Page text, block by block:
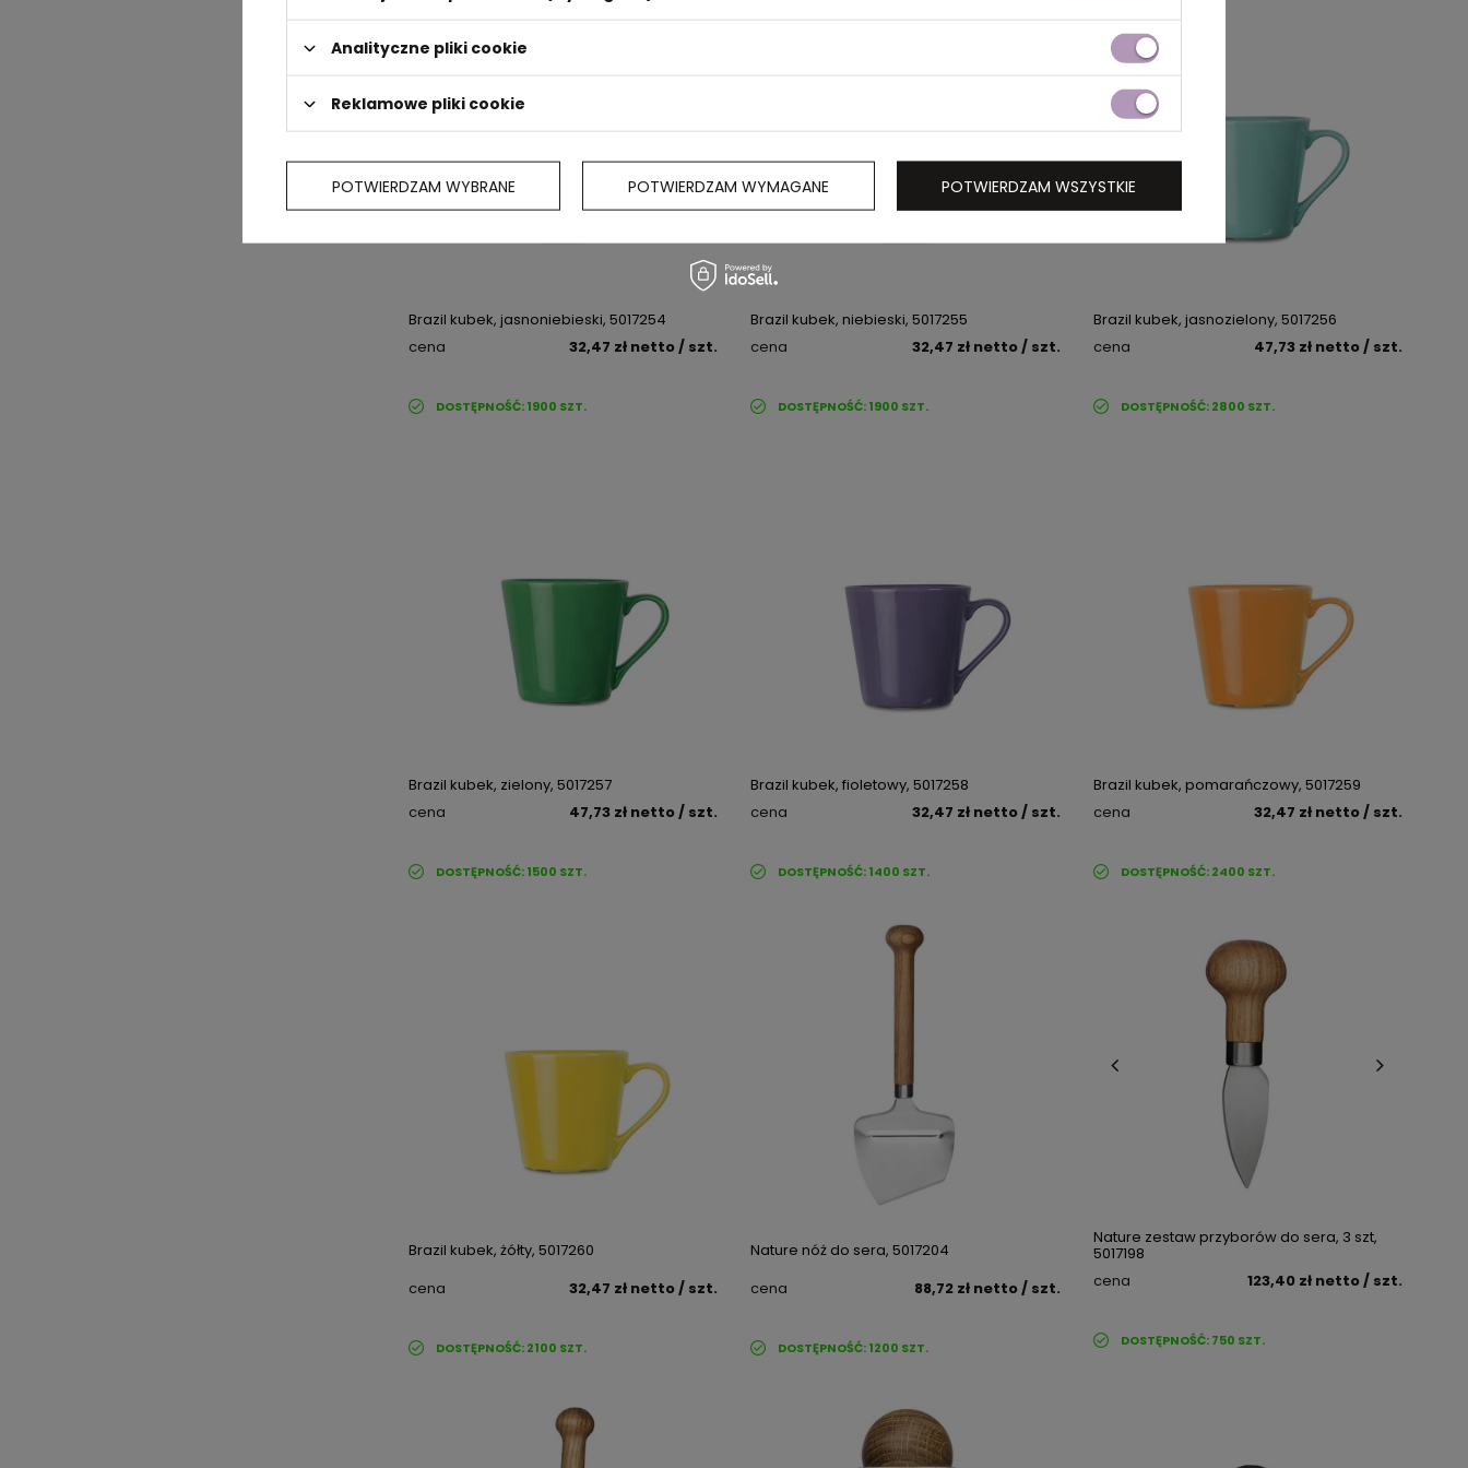
Brazil kubek, jasnoniebieski, 5017254
cena
32,47 zł netto/ szt.
DOSTĘPNOŚĆ:1900 SZT.
Brazil kubek, niebieski, 5017255
cena
32,47 złnetto/ szt.
DOSTĘPNOŚĆ:1900 SZT.
Brazil kubek, jasnozielony, 5017256
cena
47,73 złnetto/ szt.
DOSTĘPNOŚĆ:2800 SZT.
Brazil kubek, zielony, 5017257
cena
47,73 zł netto/ szt.
DOSTĘPNOŚĆ:1500 SZT.
Brazil kubek, fioletowy, 5017258
cena
32,47 złnetto/ szt.
DOSTĘPNOŚĆ:1400 SZT.
Brazil kubek, pomarańczowy, 5017259
cena
32,47 złnetto/ szt.
DOSTĘPNOŚĆ:2400 SZT.
Brazil kubek, żółty, 5017260
cena
32,47 zł netto/ szt.
DOSTĘPNOŚĆ:2100 SZT.
Nature nóż do sera, 5017204
cena
88,72 złnetto/ szt.
DOSTĘPNOŚĆ:1200 SZT.
Nature zestaw przyborów do sera, 3 szt,
5017198
cena
123,40 złnetto/ szt.
DOSTĘPNOŚĆ:750 SZT.
Analityczne pliki cookie
Reklamowe pliki cookie
POTWIERDZAM WYBRANE POTWIERDZAM WYMAGANE POTWIERDZAM WSZYSTKIE